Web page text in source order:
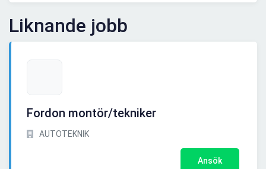
Liknande jobb
Fordon montör/tekniker
AUTOTEKNIK
Ansök